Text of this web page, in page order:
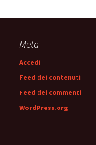
Meta
Accedi
Feed dei contenuti
Feed dei commenti
WordPress.org